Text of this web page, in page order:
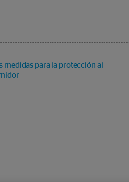
medidas para la protección al